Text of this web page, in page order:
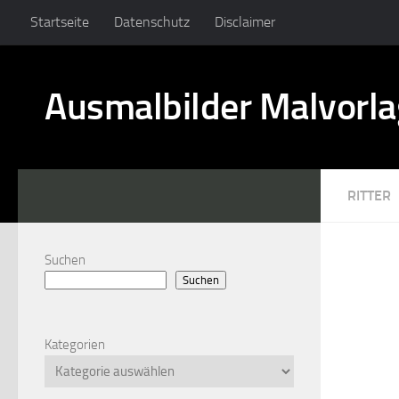
Startseite Datenschutz Disclaimer
Ausmalbilder
RITTER
Suchen
Suchen
Kategorien